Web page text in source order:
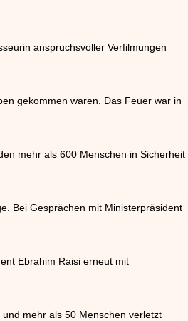
anspruchsvoller Verfilmungen
gekommen waren. Das Feuer war in
mehr als 600 Menschen in Sicherheit
Bei Gesprächen mit Ministerpräsident
Ebrahim Raisi erneut mit
mehr als 50 Menschen verletzt